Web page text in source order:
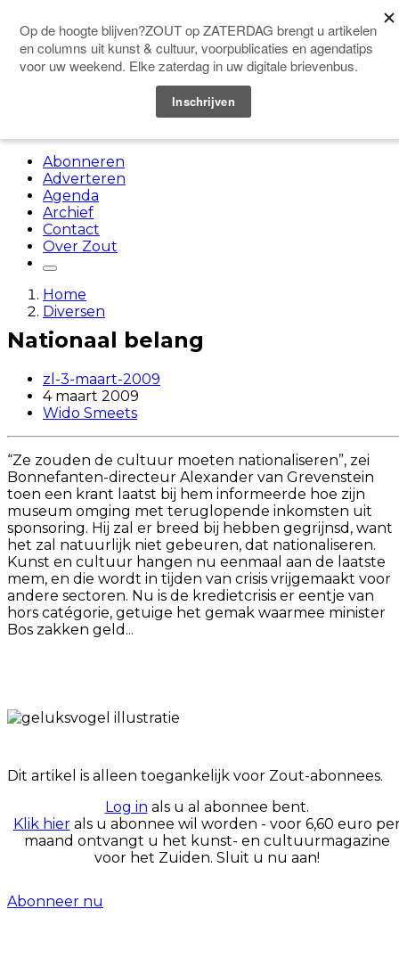
Doneer
Abonneren
Adverteren
Agenda
Archief
Contact
Over Zout
Home
Diversen
Nationaal belang
zl-3-maart-2009
4 maart 2009
Wido Smeets
“Ze zouden de cultuur moeten nationaliseren”, zei
Bonnefanten-directeur Alexander van Grevenstein
toen een krant laatst bij hem informeerde hoe zijn
museum omging met teruglopende inkomsten uit
sponsoring. Hij zal er breed bij hebben gegrijnsd, want
het zal natuurlijk niet gebeuren, dat nationaliseren.
Kunst en cultuur hangen nu eenmaal aan de laatste
mem, en die wordt in tijden van crisis vrijgemaakt voor
andere sectoren. Nu is de kredietcrisis er eentje van
hors catégorie, getuige het gemak waarmee minister
Bos zakken geld...
Dit artikel is alleen toegankelijk voor Zout-abonnees.
Log in als u al abonnee bent.
Klik hierals u abonnee wil worden - voor 6,60 euro
maand ontvangt u het kunst- en cultuurmagazine
voor het Zuiden. Sluit u nu aan!
Abonneer nu